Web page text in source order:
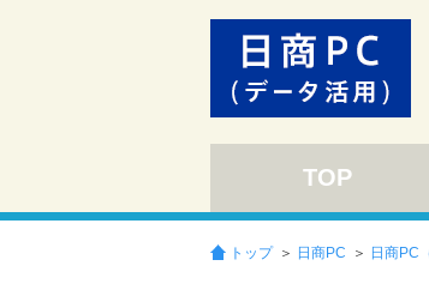
TOP
トップ ＞ 日商PC ＞ 日商PC